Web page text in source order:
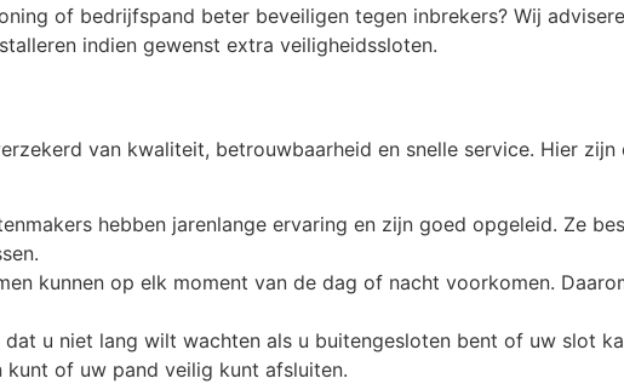
of bedrijfspand beter beveiligen tegen inbrekers? Wij
indien gewenst extra veiligheidssloten.
van kwaliteit, betrouwbaarheid en snelle service. Hier
hebben jarenlange ervaring en zijn goed opgeleid. Ze
kunnen op elk moment van de dag of nacht voorkomen.
u niet lang wilt wachten als u buitengesloten bent of uw slot
kunt of uw pand veilig kunt afsluiten.